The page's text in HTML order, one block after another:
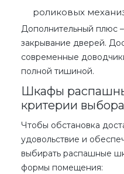
роликовых
Дополнительный плюс
закрывание дверей.
современные
полной тишиной.
Шкафы
критерии выбора
Чтобы обстановка
удовольствие и
выбирать распашные
формы помещения: